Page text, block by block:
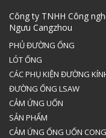
Công ty TNHH Công
Ngưu Cangzhou
PHỦ ĐƯỜNG ỐNG
LÓT ỐNG
CÁC PHỤ KIỆN ĐƯỜNG
ĐƯỜNG ỐNG LSAW
CẢM ỨNG UỐN
SẢN PHẨM
CẢM ỨNG ỐNG UỐN CONG